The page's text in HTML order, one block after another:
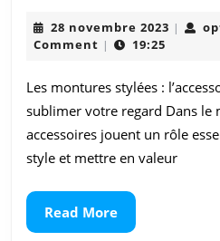
28 novembre 2023 28|
Comment | 19:25
Les montures stylées :
sublimer votre regard Dans le
accessoires jouent un rôle
style et mettre en valeur
Read MoreRead
More